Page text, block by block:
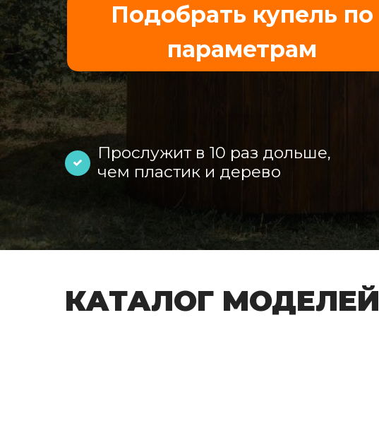
Подобрать купель по
параметрам
Прослужит в 10 раз дольше,
чем пластик и дерево
КАТАЛОГ МОДЕЛЕЙ